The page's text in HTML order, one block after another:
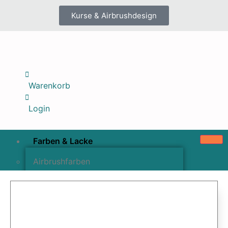
Kurse & Airbrushdesign
Warenkorb
Login
Farben & Lacke
Airbrushfarben